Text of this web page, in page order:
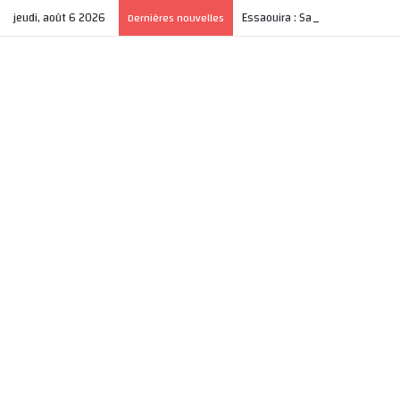
jeudi, août 6 2026 Dernières nouvelles Essaouira : Salim Saddiki